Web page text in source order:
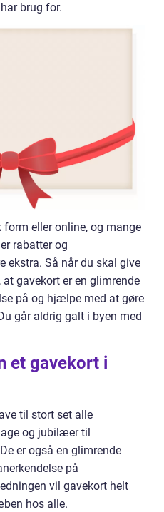
brug for.
eller online, og mange
rabatter og
ekstra. Så når du skal give
gavekort er en glimrende
på og hjælpe med at gøre
går aldrig galt i byen med
et gavekort i
til stort set alle
og jubilæer til
er også en glimrende
på
vil gavekort helt
hos alle.